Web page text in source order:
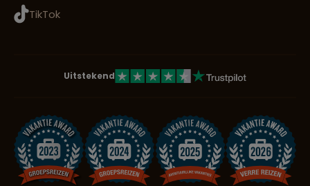
TikTok
Uitstekend